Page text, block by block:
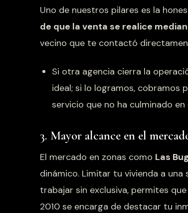
Uno de nuestros pilares es la
de que la venta se realice
vecino que te contactó
Si otra agencia cierra la
ideal; si lo logramos, cobramos
servicio que no ha culminado en
3. Mayor alcance en el
El mercado en zonas como Las
dinámico. Limitar tu vivienda a
trabajar sin exclusiva, permites
2010 se encarga de destacar tu